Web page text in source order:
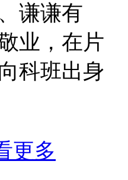
谦谦有
业，在片
科班出身
更多